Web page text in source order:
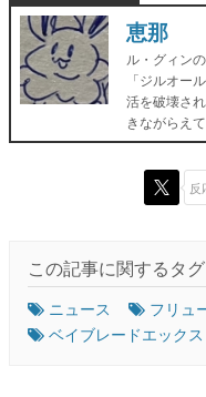
恵那
ル・グィン
「ジルオー
活を破壊さ
きながらえ
反
この記事に関するタグ
ニュース フリュ
ベイブレードエック